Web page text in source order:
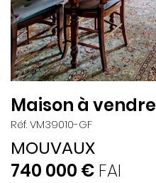
Maison à vendre
Réf. VM39010-GF
MOUVAUX
740 000 € FAI